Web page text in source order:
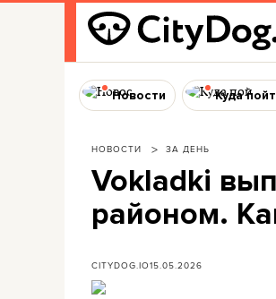
Новости Куда
НОВОСТИ ЗА ДЕНЬ
Vokladki
районом.
CITYDOG.IO15.05.2026